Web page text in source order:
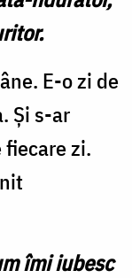
E-o zi de
Și s-ar
fiecare zi.
îmi iubesc